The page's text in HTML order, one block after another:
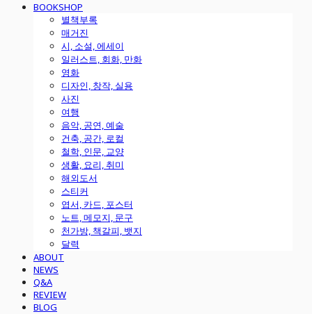
BOOKSHOP
별책부록
매거진
시, 소설, 에세이
일러스트, 회화, 만화
영화
디자인, 창작, 실용
사진
여행
음악, 공연, 예술
건축, 공간, 로컬
철학, 인문, 교양
생활, 요리, 취미
해외도서
스티커
엽서, 카드, 포스터
노트, 메모지, 문구
천가방, 책갈피, 뱃지
달력
ABOUT
NEWS
Q&A
REVIEW
BLOG